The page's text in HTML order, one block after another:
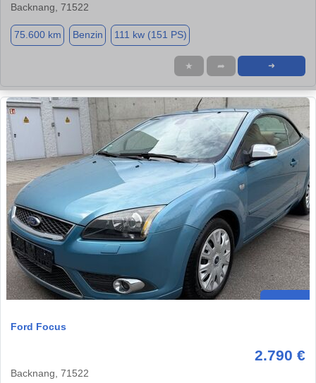
Backnang, 71522
75.600 km Benzin 111 kw (151 PS)
★ ➦ ➜
Ford Focus
2.790 €
Backnang, 71522